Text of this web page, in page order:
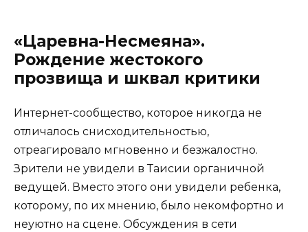
«Царевна-Несмеяна».
Рождение жестокого
прозвища и шквал критики
Интернет-сообщество, которое никогда не
отличалось снисходительностью,
отреагировало мгновенно и безжалостно.
Зрители не увидели в Таисии органичной
ведущей. Вместо этого они увидели ребенка,
которому, по их мнению, было некомфортно и
неуютно на сцене. Обсуждения в сети